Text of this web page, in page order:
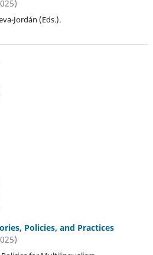
Jordán (Eds.).
Policies, and Practices